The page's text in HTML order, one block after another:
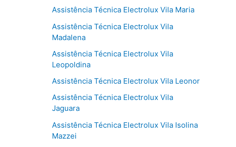
Assistência Técnica Electrolux Vila Maria
Assistência Técnica Electrolux Vila
Madalena
Assistência Técnica Electrolux Vila
Leopoldina
Assistência Técnica Electrolux Vila Leonor
Assistência Técnica Electrolux Vila
Jaguara
Assistência Técnica Electrolux Vila Isolina
Mazzei